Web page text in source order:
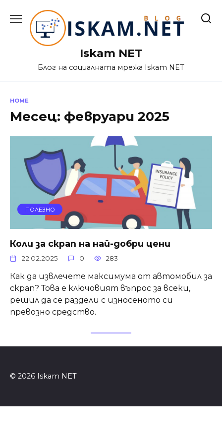
content
Iskam NET
Блог на социалната мрежа Iskam NET
HOME
Месец: февруари 2025
ПОЛЕЗНО
Коли за скрап на най-добри цени
22.02.2025 0 283
Как да извлечете максимума от автомобил за
скрап? Това е ключовият въпрос за всеки,
решил да се раздели с износеното си
превозно средство.
© 2026 Iskam NET